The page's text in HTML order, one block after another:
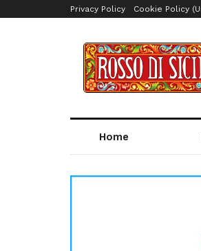
Privacy Policy Cookie Policy
Home